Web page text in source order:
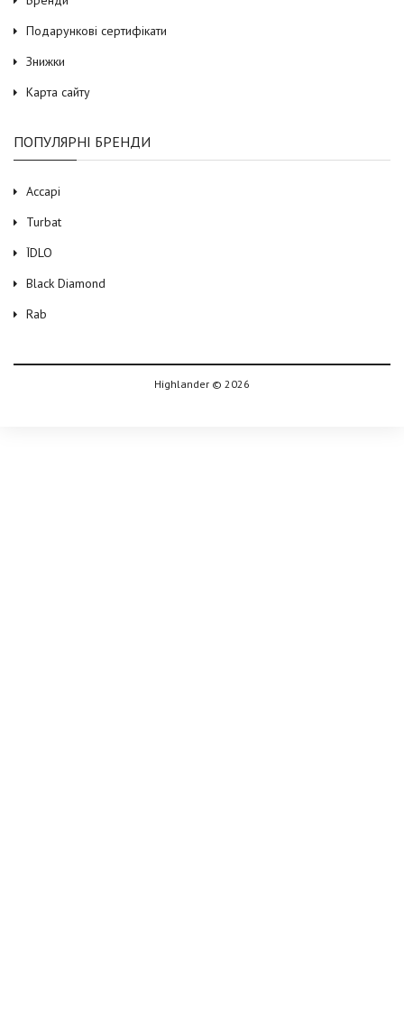
Подарункові сертифікати
Знижки
Карта сайту
ПОПУЛЯРНІ БРЕНДИ
Accapi
Turbat
ЇDLO
Black Diamond
Rab
Highlander © 2026